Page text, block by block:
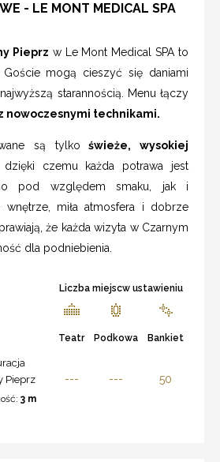
- LE MONT MEDICAL SPA
Pieprz w Le Mont Medical SPA to
mogą cieszyć się daniami
starannością. Menu łączy
nowoczesnymi technikami.
są tylko świeże, wysokiej
dzięki czemu każda potrawa jest
pod względem smaku, jak i
wnętrze, miła atmosfera i dobrze
że każda wizyta w Czarnym
dla podniebienia.
Liczba miejscw ustawieniu
Teatr Podkowa Bankiet
Pieprz
3 m
--- --- 50